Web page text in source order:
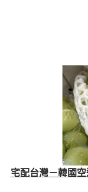
宅配台灣－韓國